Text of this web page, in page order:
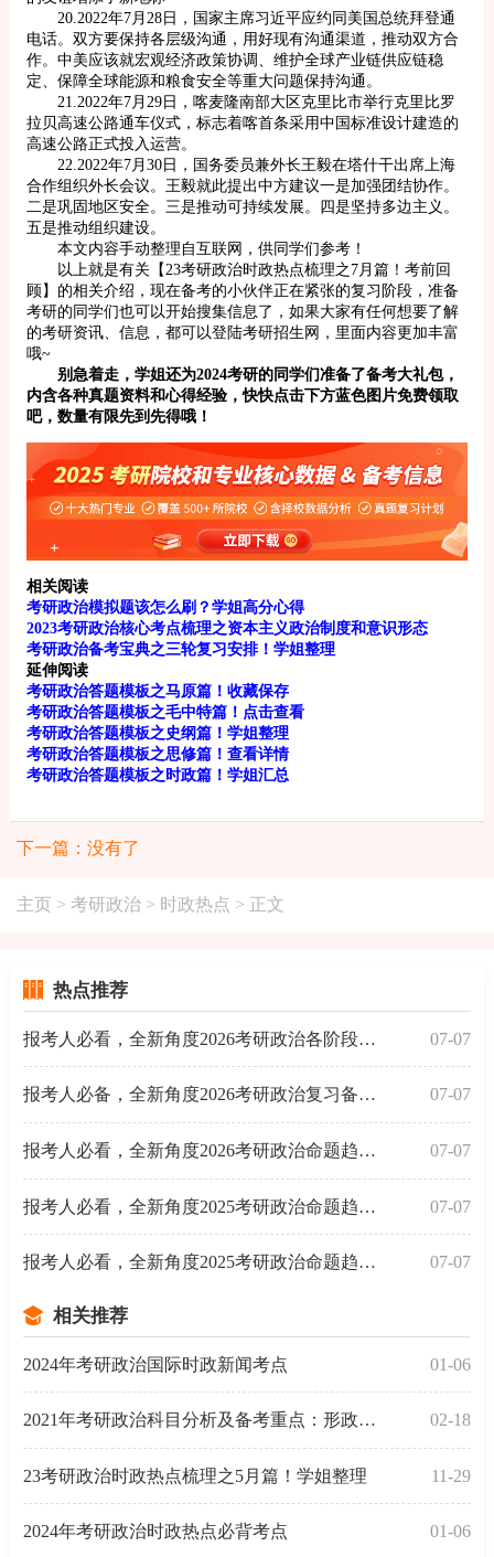
20.2022年7月28日，国家主席习近平应约同美国总统拜登通
电话。双方要保持各层级沟通，用好现有沟通渠道，推动双方合
作。中美应该就宏观经济政策协调、维护全球产业链供应链稳
定、保障全球能源和粮食安全等重大问题保持沟通。
21.2022年7月29日，喀麦隆南部大区克里比市举行克里比罗
拉贝高速公路通车仪式，标志着喀首条采用中国标准设计建造的
高速公路正式投入运营。
22.2022年7月30日，国务委员兼外长王毅在塔什干出席上海
合作组织外长会议。王毅就此提出中方建议一是加强团结协作。
二是巩固地区安全。三是推动可持续发展。四是坚持多边主义。
五是推动组织建设。
本文内容手动整理自互联网，供同学们参考！
以上就是有关【23考研政治时政热点梳理之7月篇！考前回
顾】的相关介绍，现在备考的小伙伴正在紧张的复习阶段，准备
考研的同学们也可以开始搜集信息了，如果大家有任何想要了解
的考研资讯、信息，都可以登陆考研招生网，里面内容更加丰富
哦~
别急着走，学姐还为2024考研的同学们准备了备考大礼包，
内含各种真题资料和心得经验，快快点击下方蓝色图片免费领取
吧，数量有限先到先得哦！
相关阅读
考研政治模拟题该怎么刷？学姐高分心得
2023考研政治核心考点梳理之资本主义政治制度和意识形态
考研政治备考宝典之三轮复习安排！学姐整理
延伸阅读
考研政治答题模板之马原篇！收藏保存
考研政治答题模板之毛中特篇！点击查看
考研政治答题模板之史纲篇！学姐整理
考研政治答题模板之思修篇！查看详情
考研政治答题模板之时政篇！学姐汇总
下一篇：没有了
主页 > 考研政治> 时政热点 > 正文
热点推荐
报考人必看，全新角度2026考研政治各阶段复习备考规划 07-07
报考人必备，全新角度2026考研政治复习备考三大建议 07-07
报考人必看，全新角度2026考研政治命题趋势总结之趋势 07-07
报考人必看，全新角度2025考研政治命题趋势总结之趋势 07-07
报考人必看，全新角度2025考研政治命题趋势总结之趋势 07-07
相关推荐
2024年考研政治国际时政新闻考点 01-06
2021年考研政治科目分析及备考重点：形政以及当代 02-18
23考研政治时政热点梳理之5月篇！学姐整理 11-29
2024年考研政治时政热点必背考点 01-06